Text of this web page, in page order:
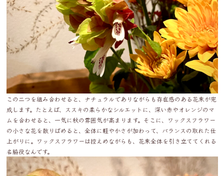
この二つを組み合わせると、ナチュラルでありながらも存在感のある花束が完
成します。たとえば、ススキの柔らかなシルエットに、深い赤やオレンジのマ
ムを合わせると、一気に秋の雰囲気が高まります。そこに、ワックスフラワー
の小さな花を散りばめると、全体に軽やかさが加わって、バランスの取れた仕
上がりに。ワックスフラワーは控えめながらも、花束全体を引き立ててくれる
名脇役なんです。